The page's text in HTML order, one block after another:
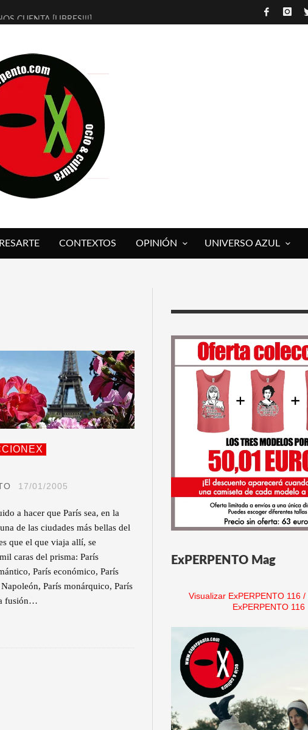
CUENTA [LIBRES!!!]
ZAMORA
TEATRAL CLAUDIO TOLCACHIR
KATARSIS DEL TOMATAZO
[BITÁCORA 3.0] EN EXVITA
EN EXVITA [RELATIVA SENCILLEZ]
A SERRAT
CONTEXTOS OPINIÓN UNIVERSO AZUL
17/01/2005
a hacer que París sea, en la
de las ciudades más bellas del
que el que viaja allí, se
caras del prisma: París
París económico, París
París monárquico, París
fusión…
ExPERPENTO Mag
Visualizar ExPERPENTO 116 /
ExPERPENTO 116